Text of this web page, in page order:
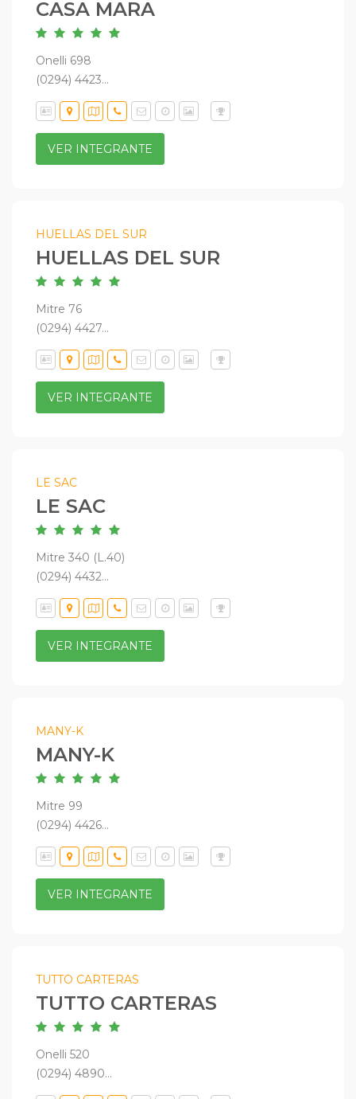
CASA MARA
Onelli 698
(0294) 4423...
VER INTEGRANTE
HUELLAS DEL SUR
HUELLAS DEL SUR
Mitre 76
(0294) 4427...
VER INTEGRANTE
LE SAC
LE SAC
Mitre 340 (L.40)
(0294) 4432...
VER INTEGRANTE
MANY-K
MANY-K
Mitre 99
(0294) 4426...
VER INTEGRANTE
TUTTO CARTERAS
TUTTO CARTERAS
Onelli 520
(0294) 4890...